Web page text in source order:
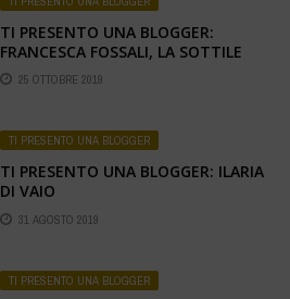
TI PRESENTO UNA BLOGGER:
FRANCESCA FOSSALI, LA SOTTILE
LINEA ROSA
25 OTTOBRE 2019
TI PRESENTO UNA BLOGGER
TI PRESENTO UNA BLOGGER: ILARIA
DI VAIO
31 AGOSTO 2019
TI PRESENTO UNA BLOGGER